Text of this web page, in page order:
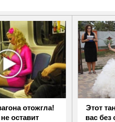
отожгла!
оставит
Этот
вас без